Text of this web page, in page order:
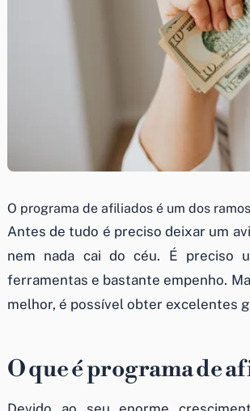
O programa de afiliados é um dos
Antes de tudo é preciso deixar um
nem nada cai do céu. É preciso
ferramentas e bastante empenho.
melhor, é possível obter excelentes
O que é programa de